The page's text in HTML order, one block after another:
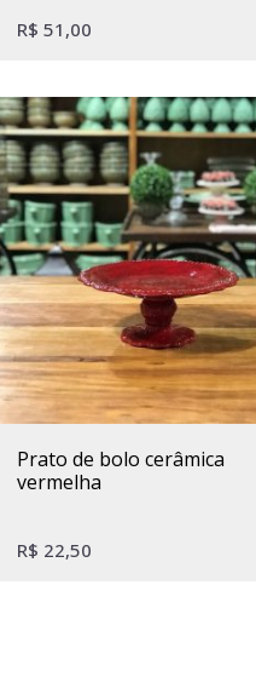
R$ 51,00
prato de bolo cerâmica
vermelha
R$ 22,50